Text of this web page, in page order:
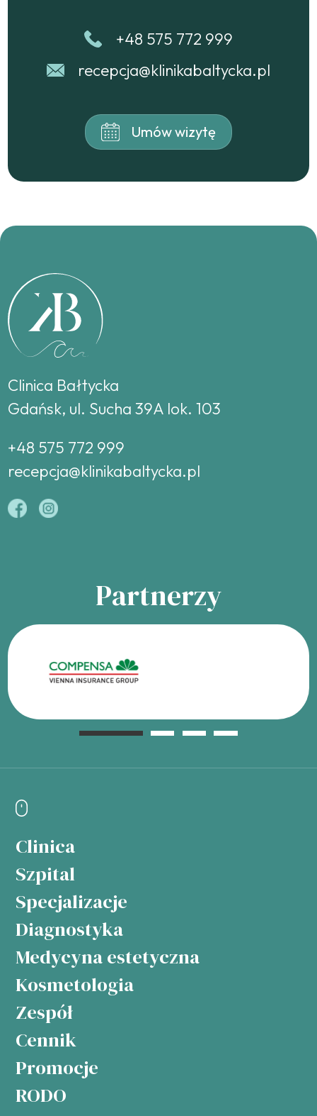
+48 575 772 999
recepcja@klinikabaltycka.pl
Umów wizytę
Clinica Bałtycka
Gdańsk, ul. Sucha 39A lok. 103
+48 575 772 999
recepcja@klinikabaltycka.pl
Partnerzy
Clinica
Szpital
Specjalizacje
Diagnostyka
Medycyna estetyczna
Kosmetologia
Zespół
Cennik
Promocje
RODO